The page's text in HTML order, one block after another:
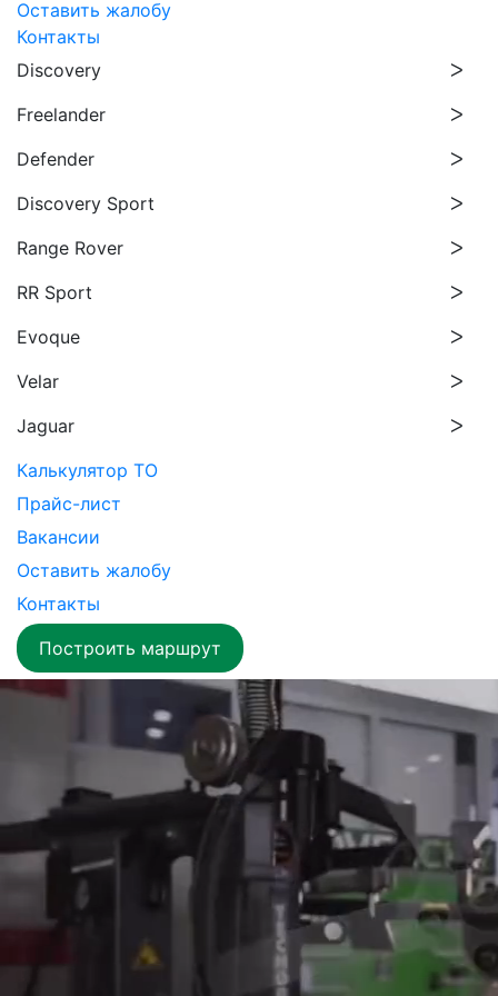
Оставить жалобу
Контакты
Discovery
Freelander
Defender
Discovery Sport
Range Rover
RR Sport
Evoque
Velar
Jaguar
Калькулятор ТО
Прайс-лист
Вакансии
Оставить жалобу
Контакты
Построить маршрут